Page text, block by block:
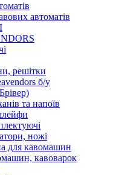
автоматів
решітки
б/у
та напоїв
ножі
для кавомашин
кавоварок